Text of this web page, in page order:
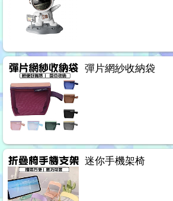
彈片網紗收納袋
迷你手機架椅